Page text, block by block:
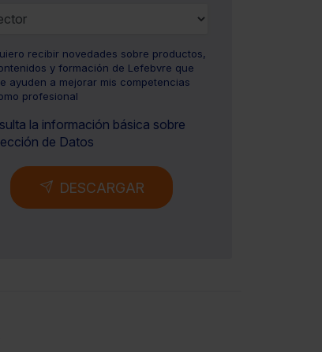
recibir novedades sobre productos,
y formación de Lefebvre que
ayuden a mejorar mis competencias
profesional
la información básica sobre
de Datos
DESCARGAR